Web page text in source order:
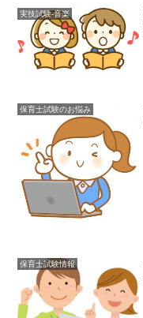
実技試験-音楽
保育士試験のお悩み
保育士試験情報